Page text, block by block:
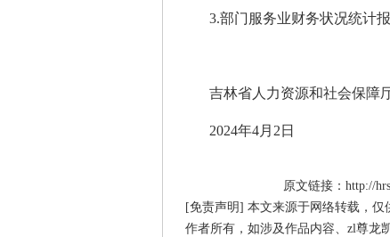
3.部门服务业财务状况统计报
吉林省人力资源和社会保障
2024年4月2日
原文链接：http://
[免责声明] 本文来源于网络转载，
作者所有，如涉及作品内容、zl尊龙